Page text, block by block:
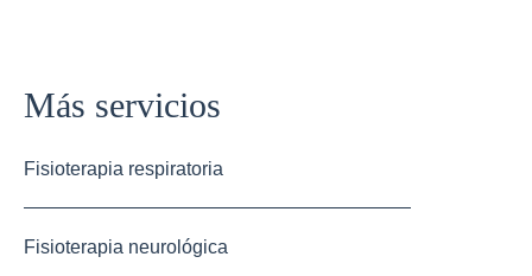
Más servicios
Fisioterapia respiratoria
Fisioterapia neurológica